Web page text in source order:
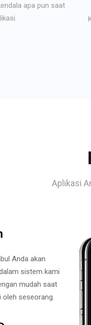
apa pun saat
Aplikasi
Anda akan
sistem kami
mudah saat
oleh seseorang.